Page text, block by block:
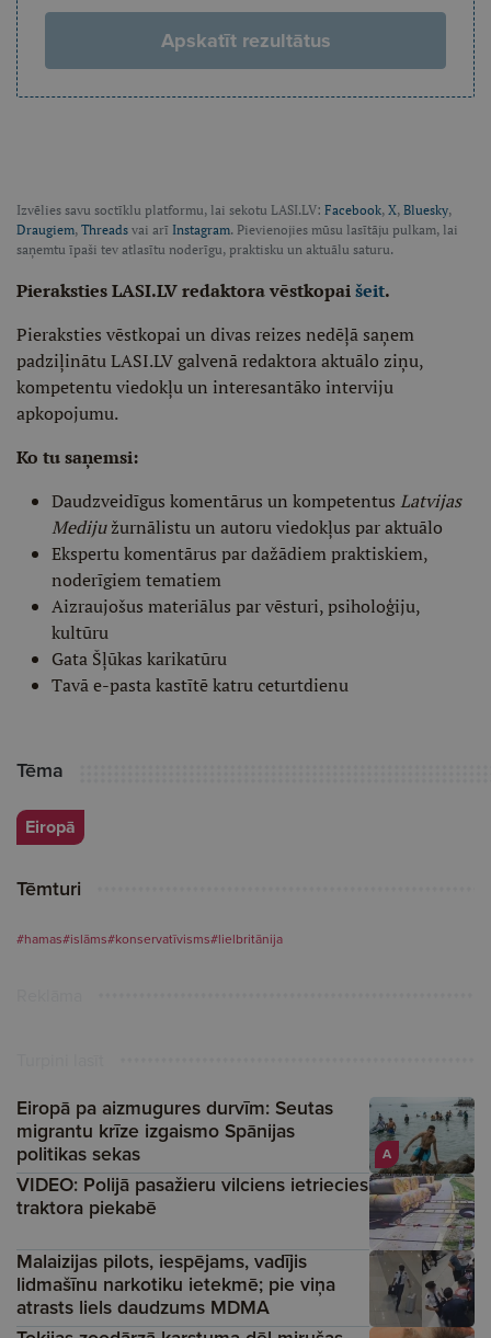
Apskatīt rezultātus
Izvēlies savu soctīklu platformu, lai sekotu LASI.LV: Facebook, X, Bluesky,
Draugiem, Threads vai arī Instagram. Pievienojies mūsu lasītāju pulkam, lai
saņemtu īpaši tev atlasītu noderīgu, praktisku un aktuālu saturu.
Pieraksties LASI.LV redaktora vēstkopaišeit.
Pieraksties vēstkopai un divas reizes nedēļā saņem
padziļinātu LASI.LV galvenā redaktora aktuālo ziņu,
kompetentu viedokļu un interesantāko interviju
apkopojumu.
Ko tu saņemsi:
Daudzveidīgus komentārus un kompetentus Latvijas
Medijužurnālistu un autoru viedokļus par aktuālo
Ekspertu komentārus par dažādiem praktiskiem,
noderīgiem tematiem
Aizraujošus materiālus par vēsturi, psiholoģiju,
kultūru
Gata Šļūkas karikatūru
Tavā e-pasta kastītē katru ceturtdienu
Tēma
Eiropā
Tēmturi
#hamas#islāms#konservatīvisms#lielbritānija
A
Eiropā pa aizmugures durvīm: Seutas
migrantu krīze izgaismo Spānijas
politikas sekas
VIDEO: Polijā pasažieru vilciens ietriecies
traktora piekabē
Malaizijas pilots, iespējams, vadījis
lidmašīnu narkotiku ietekmē; pie viņa
atrasts liels daudzums MDMA